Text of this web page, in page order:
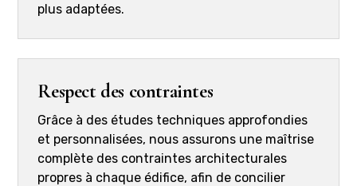
plus adaptées.
Respect des contraintes
Grâce à des études techniques approfondies
et personnalisées, nous assurons une maîtrise
complète des contraintes architecturales
propres à chaque édifice, afin de concilier